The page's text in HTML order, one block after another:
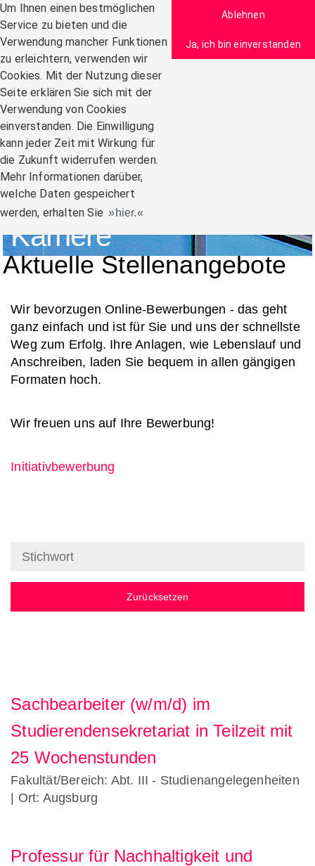
Um Ihnen einen bestmöglichen
Service zu bieten und die
Verwendung mancher Funktionen
zu erleichtern, verwenden wir
Cookies. Mit der Nutzung dieser
Seite erklären Sie sich mit der
Verwendung von Cookies
einverstanden. Die Einwilligung
kann jeder Zeit mit Wirkung für
die Zukunft widerrufen werden.
Mehr Informationen darüber,
welche Daten gespeichert
werden, erhalten Sie
hier.
Ablehnen
Ja, ich bin einverstanden
Zum Inhalt
Navigation:
Karriere
Aktuelle Stellenangebote
Wir bevorzugen Online-Bewerbungen - das geht
ganz einfach und ist für Sie und uns der schnellste
Weg zum Erfolg. Ihre Anlagen, wie Lebenslauf und
Anschreiben, laden Sie bequem in allen gängigen
Formaten hoch.
Wir freuen uns auf Ihre Bewerbung!
Initiativbewerbung
Zurücksetzen
Sachbearbeiter (w/m/d) im
Studierendensekretariat in Teilzeit mit
25 Wochenstunden
Fakultät/Bereich: Abt. III - Studienangelegenheiten
| Ort: Augsburg
Professur für Nachhaltigkeit und